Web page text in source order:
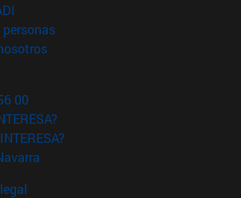
personas(abre en nueva ventana)
(abre en nueva ventana)
00